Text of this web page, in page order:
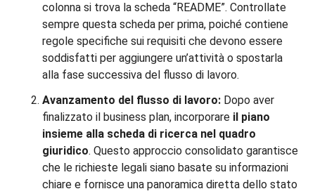
colonna si trova la scheda “README”. Controllate
sempre questa scheda per prima, poiché contiene
regole specifiche sui requisiti che devono essere
soddisfatti per aggiungere un’attività o spostarla
alla fase successiva del flusso di lavoro.
Avanzamento del flusso di lavoro: Dopo aver
finalizzato il business plan, incorporare il piano
insieme alla scheda di ricerca nel quadro
giuridico. Questo approccio consolidato garantisce
che le richieste legali siano basate su informazioni
chiare e fornisce una panoramica diretta dello stato